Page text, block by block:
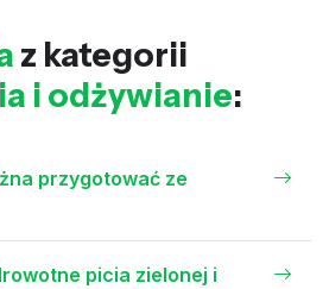
z kategorii
i odżywianie:
przygotować ze
picia zielonej i